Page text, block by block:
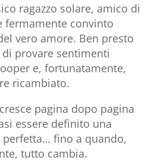
ragazzo solare, amico di
fermamente convinto
vero amore. Ben presto
provare sentimenti
e, fortunatamente,
ricambiato.
pagina dopo pagina
essere definito una
perfetta… fino a quando,
tutto cambia.